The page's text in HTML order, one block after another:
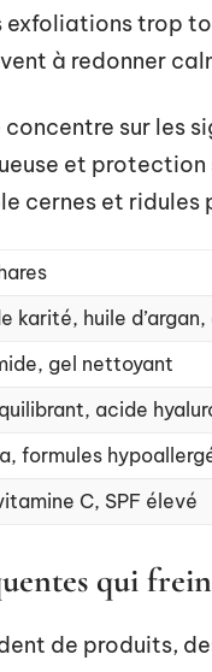
exfoliations trop
à redonner
sur les
et protection
cernes et
karité, huile
gel nettoyant
acide
formules
C, SPF élevé
qui
de produits,